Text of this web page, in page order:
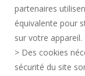
CONTRATACIÓN
INFORMACIÓN
CRÉDITOS
partenaires
équivalente pour
sur votre appareil.
> Des cookies
sécurité du site